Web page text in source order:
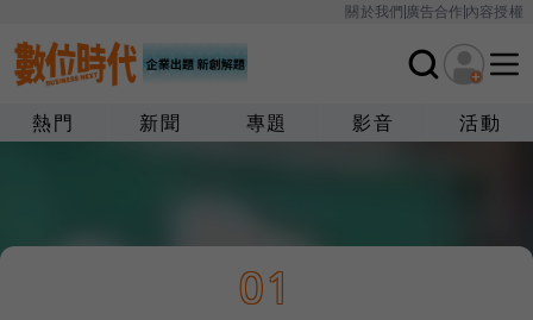
關於我們廣告合作內容授權
熱門 新聞 專題 影音 活動
01